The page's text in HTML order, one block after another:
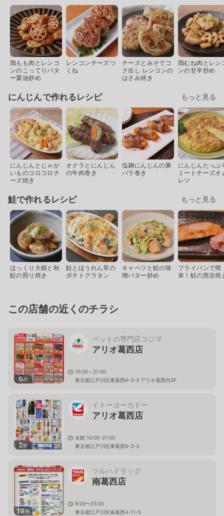
鶏もも肉とレンコ
ンのこってりバタ
ー醤油炒め
レンコンチーズつ
くね
チーズとみそでコ
ク出し レンコンの
はさみ焼き
鶏むね肉とレン
ンの甘辛炒め
にんじんで作れるレシピ もっと見る
にんじんとじゃが
いものコロコロチ
ーズ焼き
オクラとにんじん
の牛肉巻き
塩麹にんじんの豚
バラ巻き
にんじんたっぷ
ミートチーズオ
レツ
鮭で作れるレシピ もっと見る
ほっくり大根と秋
鮭の照り焼き
鮭とほうれん草の
ポテトグラタン
キャベツと鮭の味
噌バター炒め
フライパンで簡
単！鮭の西京焼
この店舗の近くのチラシ
6枚
ペットの専門店コジマ
アリオ葛西店
10:00～21:00
東京都江戸川区東葛西9-3-3 アリオ葛西内3F
2枚
イトーヨーカドー
アリオ葛西店
全館 10:00-21:00
東京都江戸川区東葛西9-3-3
19枚
ツルハドラッグ
南葛西店
9:00〜23:00
東京都江戸川区南葛西4-11-5